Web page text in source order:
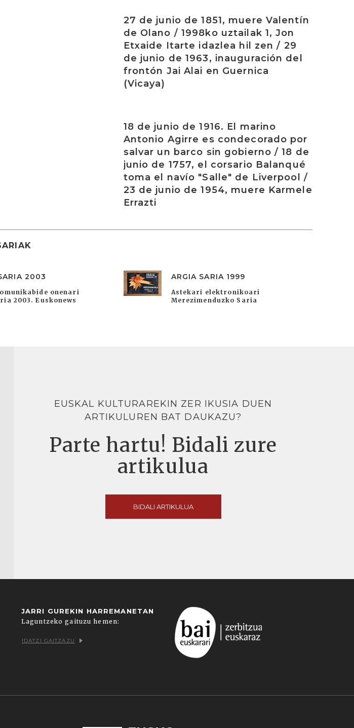
27 de junio de 1851, muere Valentín
de Olano / 1998ko uztailak 1, Jon
Etxaide Itarte idazlea hil zen / 29
de junio de 1963, inauguración del
frontón Jai Alai en Guernica
(Vicaya)
18 de junio de 1916. El marino
Antonio Agirre es condecorado por
salvar un barco sin gobierno / 18 de
junio de 1757, el corsario Balanqué
toma el navío "Salle" de Liverpool /
23 de junio de 1954, muere Karmele
Errazti
2003
onenari
2003. Euskonews
ARGIA SARIA 1999
Astekari elektronikoari
Merezimenduzko Saria
EUSKAL KULTURAREKIN ZER IKUSIA DUEN
ARTIKULUREN BAT DAUKAZU?
Parte hartu! Bidali zure
artikulua
BIDALI ARTIKULUA
JARRI GUREKIN HARREMANETAN
Laguntzeko gaituzu hemen:
IDATZI GAITZAZU